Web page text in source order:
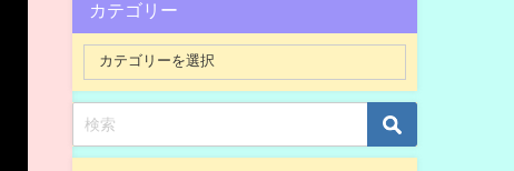
カテゴリー